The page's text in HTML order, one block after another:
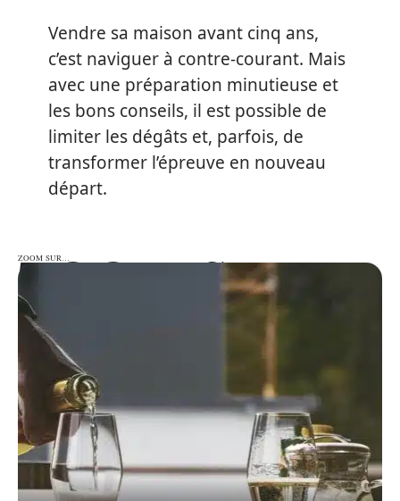
Vendre sa maison avant cinq ans,
c’est naviguer à contre-courant. Mais
avec une préparation minutieuse et
les bons conseils, il est possible de
limiter les dégâts et, parfois, de
transformer l’épreuve en nouveau
départ.
ZOOM SUR…
ZOOM SUR…